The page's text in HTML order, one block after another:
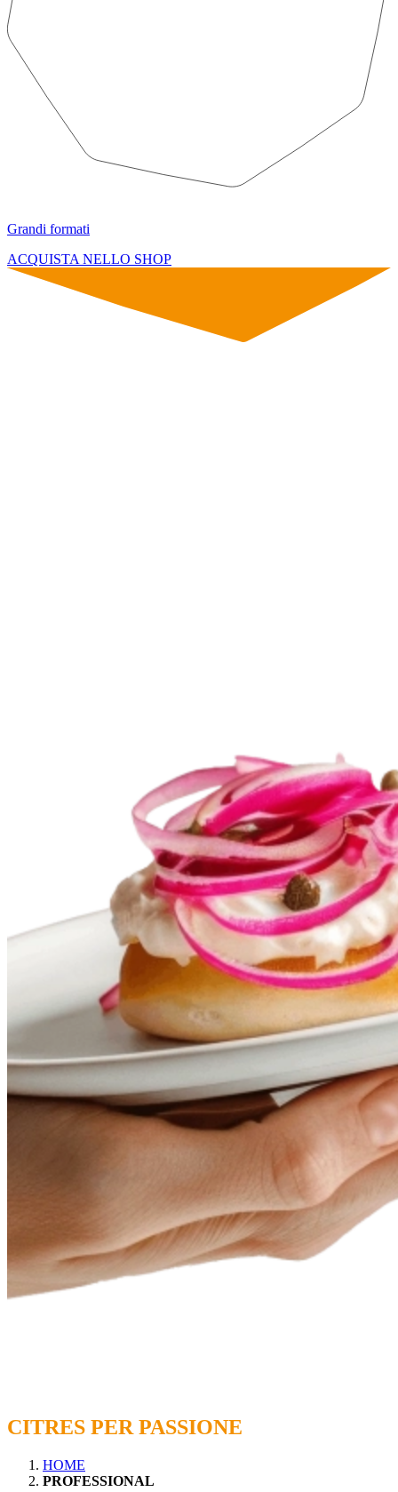
Grandi formati
ACQUISTA NELLO SHOP
CITRES PER PASSIONE
HOME
PROFESSIONAL